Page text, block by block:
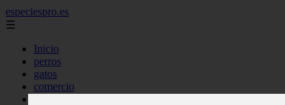
especiespro.es
☰
Inicio
perros
gatos
comercio